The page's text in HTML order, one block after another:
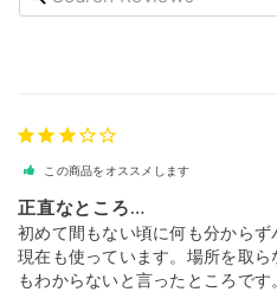
この商品をオススメします
正直なところ…
初めて間もない頃に何も分から
現在も使っています。場所を取
もわからないと言ったところです。